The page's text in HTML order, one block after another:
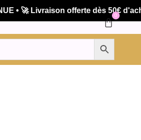
🚀 Livraison offerte dès 50€
0